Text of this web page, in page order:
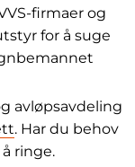
firmaer og
for å suge
avløpsavdeling
. Har du behov
ringe.